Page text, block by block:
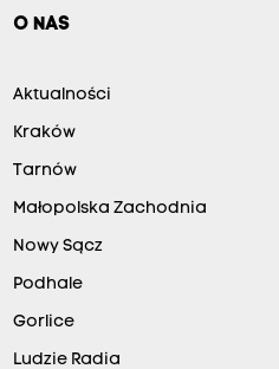
O NAS
Aktualności
Kraków
Tarnów
Małopolska Zachodnia
Nowy Sącz
Podhale
Gorlice
Ludzie Radia